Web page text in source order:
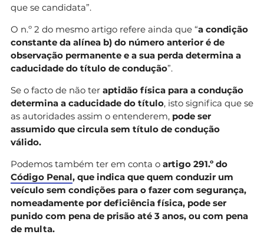
que se candidata”.
O n.º 2 do mesmo artigo refere ainda que “a condição
constante da alínea b) do número anterior é de
observação permanente e a sua perda determina a
caducidade do título de condução”.
Se o facto de não ter aptidão física para a condução
determina a caducidade do título, isto significa que se
as autoridades assim o entenderem, pode ser
assumido que circula sem título de condução
válido.
Podemos também ter em conta o artigo 291.º do
Código Penal, que indica que quem conduzir um
veículo sem condições para o fazer com segurança,
nomeadamente por deficiência física, pode ser
punido com pena de prisão até 3 anos, ou com pena
de multa.